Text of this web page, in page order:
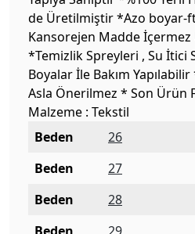
de Üretilmiştir *Azo boyar-
Kansorejen Madde İçermez
*Temizlik Spreyleri , Su İtici
Boyalar İle Bakım
Asla Önerilmez * Son Ürün
Malzeme : Tekstil
Beden
26
Beden
27
Beden
28